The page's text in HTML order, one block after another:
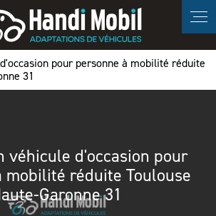
pour personne à mobilité réduite
31
véhicule d'occasion pour
mobilité réduite Toulouse
Garonne 31
cookies